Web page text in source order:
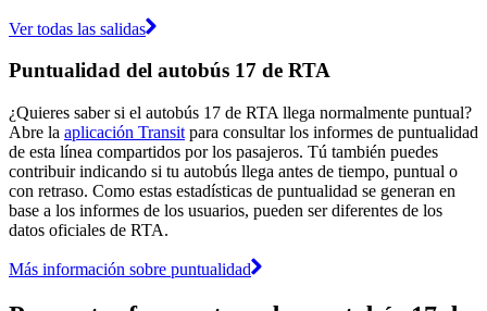
Ver todas las salidas
Puntualidad del autobús 17 de RTA
¿Quieres saber si el autobús 17 de RTA llega normalmente puntual?
Abre la aplicación Transit para consultar los informes de puntualidad
de esta línea compartidos por los pasajeros. Tú también puedes
contribuir indicando si tu autobús llega antes de tiempo, puntual o
con retraso. Como estas estadísticas de puntualidad se generan en
base a los informes de los usuarios, pueden ser diferentes de los
datos oficiales de RTA.
Más información sobre puntualidad